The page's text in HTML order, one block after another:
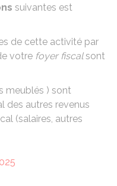
suivantes est
de cette activité par
votre foyer fiscalsont
meublés ) sont
des autres revenus
(salaires, autres